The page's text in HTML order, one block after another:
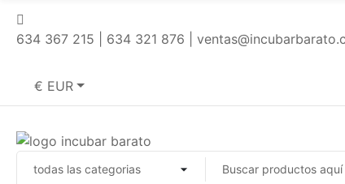
634 367 215 | 634 321 876 |
€ EUR